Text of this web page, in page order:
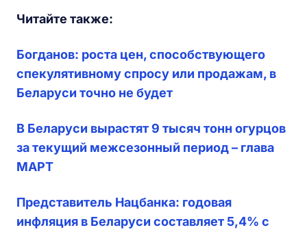
Читайте также:
Богданов: роста цен, способствующего
спекулятивному спросу или продажам, в
Беларуси точно не будет
В Беларуси вырастят 9 тысяч тонн огурцов
за текущий межсезонный период – глава
МАРТ
Представитель Нацбанка: годовая
инфляция в Беларуси составляет 5,4% с